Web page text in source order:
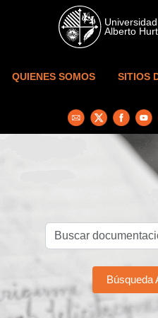
Skip to main content
QUIENES SOMOS SITIOS
Búsqueda